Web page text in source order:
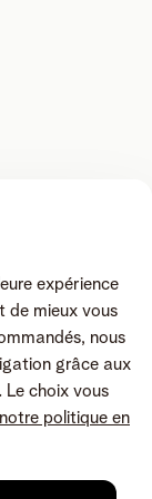
expérience
de mieux vous
nous
grâce aux
choix vous
politique en